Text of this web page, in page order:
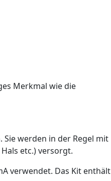
Merkmal wie die
werden in der Regel mit
etc.) versorgt.
verwendet. Das Kit enthält